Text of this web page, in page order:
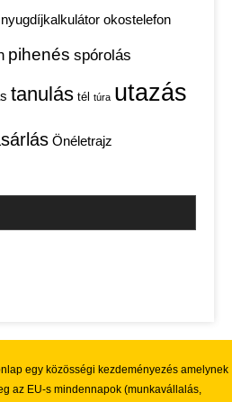
nyugdíjkalkulátor okostelefon
pihenés spórolás
tanulás tél túra utazás
Önéletrajz
egy közösségi kezdeményezés amelynek
az EU-s mindennapok (munkavállalás,